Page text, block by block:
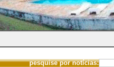
pesquise por notícias: